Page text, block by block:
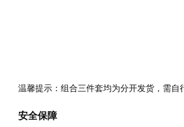
温馨提示：组合三件套均为分开发货，需自
安全保障